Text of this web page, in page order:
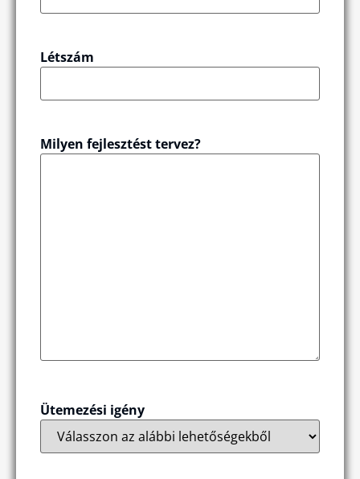
Létszám
Milyen fejlesztést tervez?
Ütemezési igény